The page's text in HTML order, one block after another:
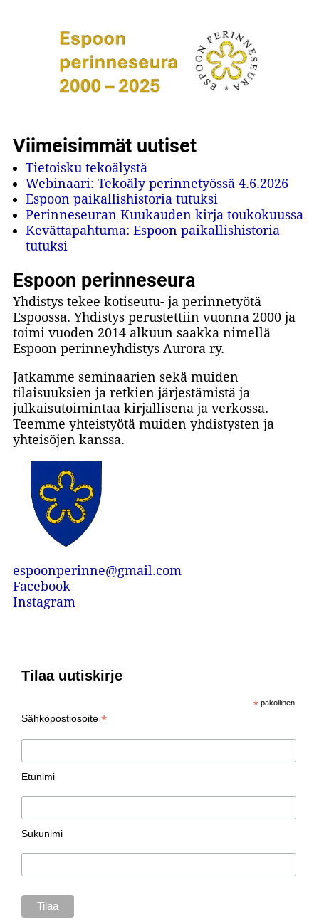
Viimeisimmät uutiset
Tietoisku tekoälystä
Webinaari: Tekoäly perinnetyössä 4.6.2026
Espoon paikallishistoria tutuksi
Perinneseuran Kuukauden kirja toukokuussa
Kevättapahtuma: Espoon paikallishistoria
tutuksi
Espoon perinneseura
Yhdistys tekee kotiseutu- ja perinnetyötä
Espoossa. Yhdistys perustettiin vuonna 2000 ja
toimi vuoden 2014 alkuun saakka nimellä
Espoon perinneyhdistys Aurora ry.
Jatkamme seminaarien sekä muiden
tilaisuuksien ja retkien järjestämistä ja
julkaisutoimintaa kirjallisena ja verkossa.
Teemme yhteistyötä muiden yhdistysten ja
yhteisöjen kanssa.
espoonperinne@gmail.com
Facebook
Instagram
Tilaa uutiskirje
* pakollinen
Sähköpostiosoite*
Etunimi
Sukunimi